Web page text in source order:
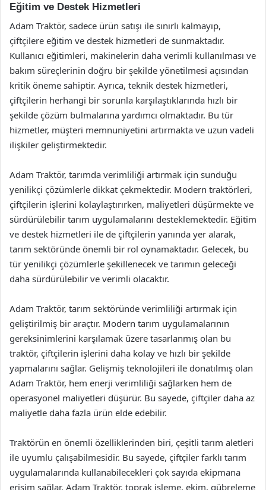
Eğitim ve Destek Hizmetleri
Adam Traktör, sadece ürün satışı ile sınırlı kalmayıp,
çiftçilere eğitim ve destek hizmetleri de sunmaktadır.
Kullanıcı eğitimleri, makinelerin daha verimli kullanılması ve
bakım süreçlerinin doğru bir şekilde yönetilmesi açısından
kritik öneme sahiptir. Ayrıca, teknik destek hizmetleri,
çiftçilerin herhangi bir sorunla karşılaştıklarında hızlı bir
şekilde çözüm bulmalarına yardımcı olmaktadır. Bu tür
hizmetler, müşteri memnuniyetini artırmakta ve uzun vadeli
ilişkiler geliştirmektedir.
Adam Traktör, tarımda verimliliği artırmak için sunduğu
yenilikçi çözümlerle dikkat çekmektedir. Modern traktörleri,
çiftçilerin işlerini kolaylaştırırken, maliyetleri düşürmekte ve
sürdürülebilir tarım uygulamalarını desteklemektedir. Eğitim
ve destek hizmetleri ile de çiftçilerin yanında yer alarak,
tarım sektöründe önemli bir rol oynamaktadır. Gelecek, bu
tür yenilikçi çözümlerle şekillenecek ve tarımın geleceği
daha sürdürülebilir ve verimli olacaktır.
Adam Traktör, tarım sektöründe verimliliği artırmak için
geliştirilmiş bir araçtır. Modern tarım uygulamalarının
gereksinimlerini karşılamak üzere tasarlanmış olan bu
traktör, çiftçilerin işlerini daha kolay ve hızlı bir şekilde
yapmalarını sağlar. Gelişmiş teknolojileri ile donatılmış olan
Adam Traktör, hem enerji verimliliği sağlarken hem de
operasyonel maliyetleri düşürür. Bu sayede, çiftçiler daha az
maliyetle daha fazla ürün elde edebilir.
Traktörün en önemli özelliklerinden biri, çeşitli tarım aletleri
ile uyumlu çalışabilmesidir. Bu sayede, çiftçiler farklı tarım
uygulamalarında kullanabilecekleri çok sayıda ekipmana
erişim sağlar. Adam Traktör, toprak işleme, ekim, gübreleme